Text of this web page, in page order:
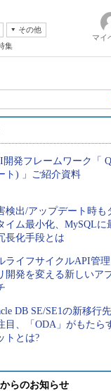
その他
集
マイ
開発フレームワーク「
ト) 」ご紹介資料
検出/アップデート時も
イム最小化、MySQLに
長化手段とは
ライフサイクルAPI管
開発を変える新しいア
DB SE/SE1の新移行
目、「ODA」がもたら
トとは?
らのお知らせ